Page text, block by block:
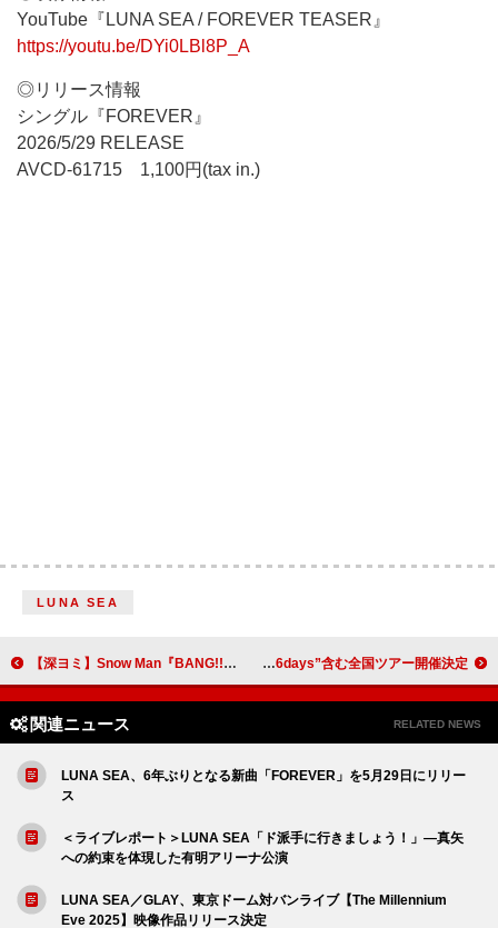
YouTube『LUNA SEA / FOREVER TEASER』
https://youtu.be/DYi0LBl8P_A
◎リリース情報
シングル『FOREVER』
2026/5/29 RELEASE
AVCD-61715 1,100円(tax in.)
LUNA SEA
【深ヨミ】Snow Man『BANG!! / SAVE YOUR HEART / オドロウゼ！』の販売動向を調査 ヤバイTシャツ屋さん、“Zepp Haneda 6days”含む全国ツアー開催決定
関連ニュース RELATED NEWS
LUNA SEA、6年ぶりとなる新曲「FOREVER」を5月29日にリリー
ス
＜ライブレポート＞LUNA SEA「ド派手に行きましょう！」―真矢
への約束を体現した有明アリーナ公演
LUNA SEA／GLAY、東京ドーム対バンライブ【The Millennium
Eve 2025】映像作品リリース決定